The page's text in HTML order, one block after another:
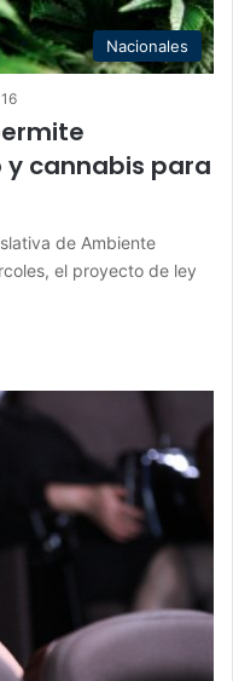
Nacionales
16
cannabis para
de Ambiente
el proyecto de ley